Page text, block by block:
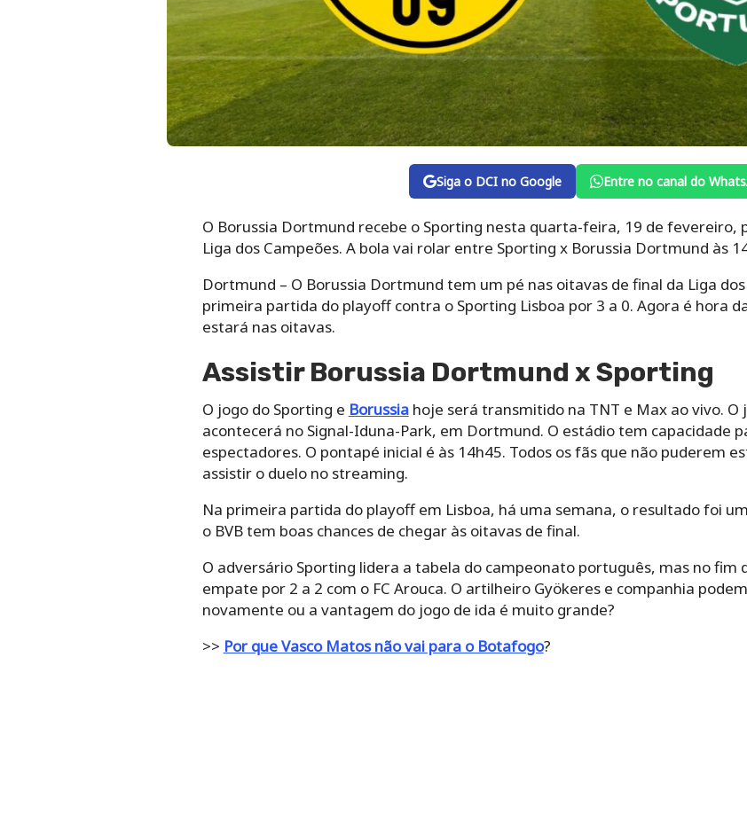
Siga o DCI no Google Entre no canal do
O Borussia Dortmund recebe o Sporting nesta quarta-feira, 19 de fevereiro,
Liga dos Campeões. A bola vai rolar entre Sporting x Borussia Dortmund às
Dortmund – O Borussia Dortmund tem um pé nas oitavas de final da Liga dos
primeira partida do playoff contra o Sporting Lisboa por 3 a 0. Agora é hora
estará nas oitavas.
Assistir Borussia Dortmund x Sporting
O jogo do Sporting e Borussiahoje será transmitido na TNT e Max ao vivo. O
acontecerá no Signal-Iduna-Park, em Dortmund. O estádio tem capacidade
espectadores. O pontapé inicial é às 14h45. Todos os fãs que não puderem
assistir o duelo no streaming.
Na primeira partida do playoff em Lisboa, há uma semana, o resultado foi
o BVB tem boas chances de chegar às oitavas de final.
O adversário Sporting lidera a tabela do campeonato português, mas no fim
empate por 2 a 2 com o FC Arouca. O artilheiro Gyökeres e companhia
novamente ou a vantagem do jogo de ida é muito grande?
>> Por que Vasco Matos não vai para o Botafogo?